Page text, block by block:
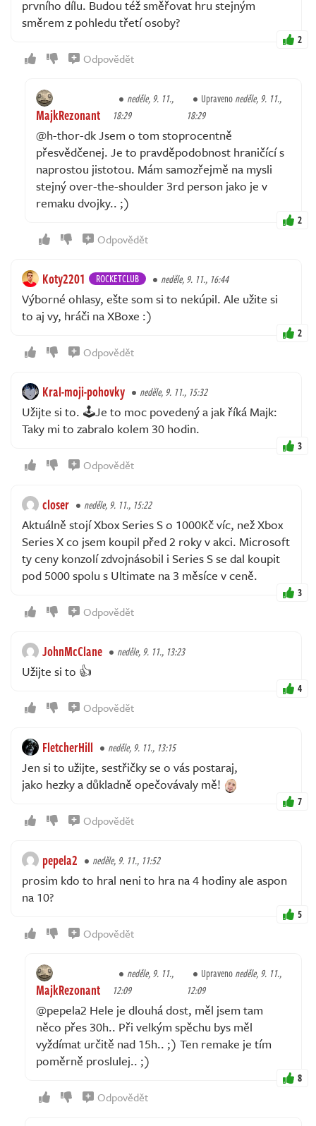
prvního dílu. Budou též směřovat hru stejným
směrem z pohledu třetí osoby?
2
Odpovědět
MajkRezonant
neděle, 9. 11.,
18:29
Upravenoneděle, 9. 11.,
18:29
@h-thor-dk Jsem o tom stoprocentně
přesvědčenej. Je to pravděpodobnost hraničící s
naprostou jistotou. Mám samozřejmě na mysli
stejný over-the-shoulder 3rd person jako je v
remaku dvojky.. ;)
2
Odpovědět
Koty2201 ROCKETCLUB neděle, 9. 11., 16:44
Výborné ohlasy, ešte som si to nekúpil. Ale užite si
to aj vy, hráči na XBoxe :)
2
Odpovědět
Kral-moji-pohovky neděle, 9. 11., 15:32
Užijte si to. 🕹️Je to moc povedený a jak říká Majk:
Taky mi to zabralo kolem 30 hodin.
3
Odpovědět
closer neděle, 9. 11., 15:22
Aktuálně stojí Xbox Series S o 1000Kč víc, než Xbox
Series X co jsem koupil před 2 roky v akci. Microsoft
ty ceny konzolí zdvojnásobil i Series S se dal koupit
pod 5000 spolu s Ultimate na 3 měsíce v ceně.
3
Odpovědět
JohnMcClane neděle, 9. 11., 13:23
Užijte si to 👍
4
Odpovědět
FletcherHill neděle, 9. 11., 13:15
Jen si to užijte, sestřičky se o vás postaraj,
jako hezky a důkladně opečovávaly mě!
7
Odpovědět
pepela2 neděle, 9. 11., 11:52
prosim kdo to hral neni to hra na 4 hodiny ale aspon
na 10?
5
Odpovědět
MajkRezonant
neděle, 9. 11.,
12:09
Upravenoneděle, 9. 11.,
12:09
@pepela2 Hele je dlouhá dost, měl jsem tam
něco přes 30h.. Při velkým spěchu bys měl
vyždímat určitě nad 15h.. ;) Ten remake je tím
poměrně proslulej.. ;)
8
Odpovědět